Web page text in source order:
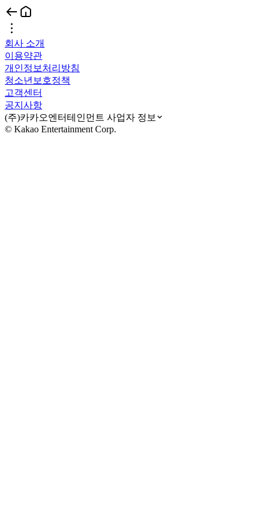
회사 소개
이용약관
개인정보처리방침
청소년보호정책
고객센터
공지사항
(주)카카오엔터테인먼트 사업자 정보
© Kakao Entertainment Corp.